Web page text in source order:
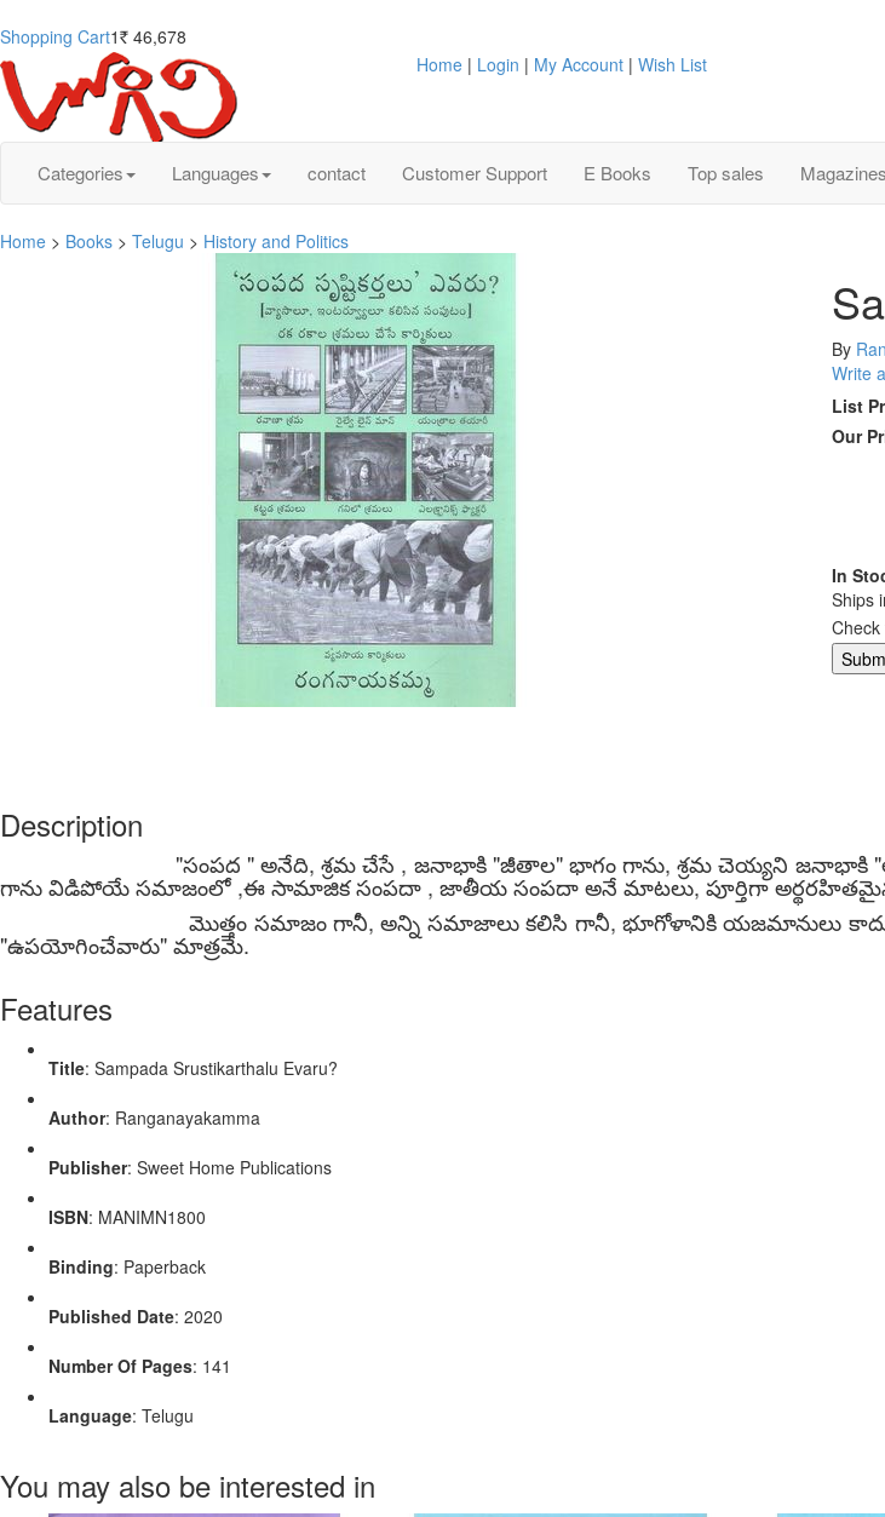
Shopping Cart1 Rs.
46,678
Home| Login | My Account| Wish List
Categories Languages contact Customer Support E Books Top sales Magazines
Home > Books > Telugu > History and Politics
By
Write
List
Our
In
Ships
Description
"సంపద " అనేది, శ్రమ చేసే , జనాభాకి "జీతాల" భాగం గాను, శ్రమ చెయ్యని జనాభాకి
గాను విడిపోయే సమాజంలో ,ఈ సామాజిక సంపదా , జాతీయ సంపదా అనే మాటలు, పూర్తిగా
మొత్తం సమాజం గానీ, అన్ని సమాజాలు కలిసి గానీ, భూగోళానికి యజమానులు కాదు.
"ఉపయోగించేవారు" మాత్రమే.
Features
Title: Sampada Srustikarthalu Evaru?
Author: Ranganayakamma
Publisher: Sweet Home Publications
ISBN: MANIMN1800
Binding: Paperback
Published Date: 2020
Number Of Pages: 141
Language: Telugu
You may also be interested in